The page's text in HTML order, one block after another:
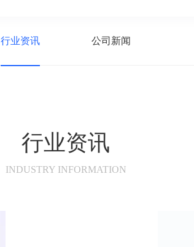
行业资讯 公司新闻
行业资讯
INDUSTRY INFORMATION